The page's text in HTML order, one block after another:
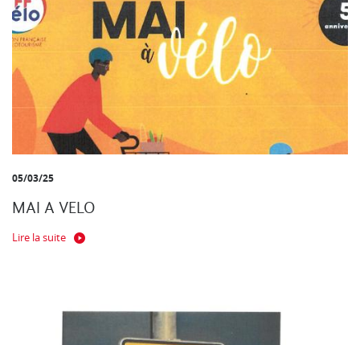
05/03/25
MAI A VELO
Lire la suite